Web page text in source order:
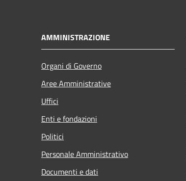
AMMINISTRAZIONE
Organi di Governo
Aree Amministrative
Uffici
Enti e fondazioni
Politici
Personale Amministrativo
Documenti e dati